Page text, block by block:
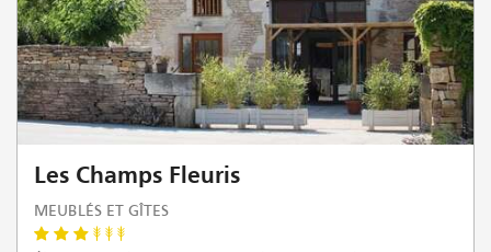
Les Champs Fleuris
MEUBLÉS ET GÎTES